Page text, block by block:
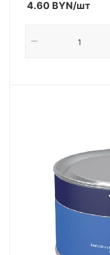
4.60 BYN/шт